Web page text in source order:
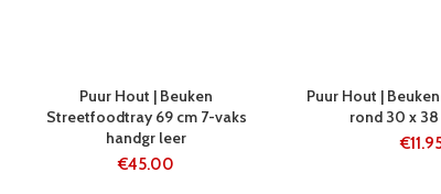
Puur Hout | Beuken
Streetfoodtray 69 cm 7-vaks
handgr leer
€45.00
N
Puur Hout |
rond 30 x 38
€